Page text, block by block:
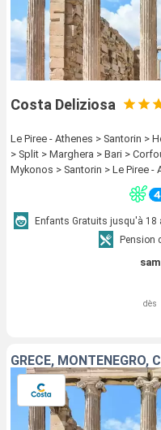
Costa Deliziosa
Le Piree - Athenes > Santorin >
> Split > Marghera > Bari >
Mykonos > Santorin > Le Piree -
Enfants Gratuits jusqu'à 18
Pension
dès
GRÈCE, MONTENEGRO,